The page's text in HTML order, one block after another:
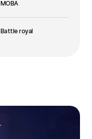
MOBA
Battle royal